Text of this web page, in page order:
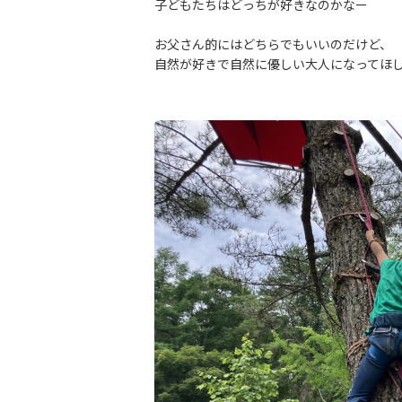
子どもたちはどっちが好きなのかなー
お父さん的にはどちらでもいいのだけど、
自然が好きで自然に優しい大人になってほ